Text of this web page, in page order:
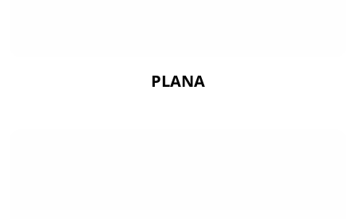
PLANA